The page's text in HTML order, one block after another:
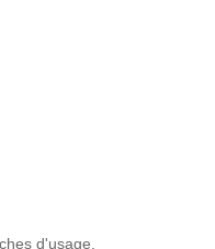
d'usage.